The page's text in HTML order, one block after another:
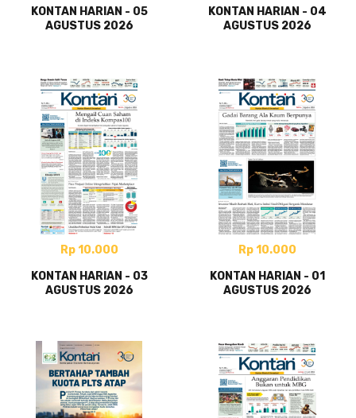
KONTAN HARIAN - 05
AGUSTUS 2026
KONTAN HARIAN - 04
AGUSTUS 2026
Rp 10.000
KONTAN HARIAN - 03
AGUSTUS 2026
Rp 10.000
KONTAN HARIAN - 01
AGUSTUS 2026